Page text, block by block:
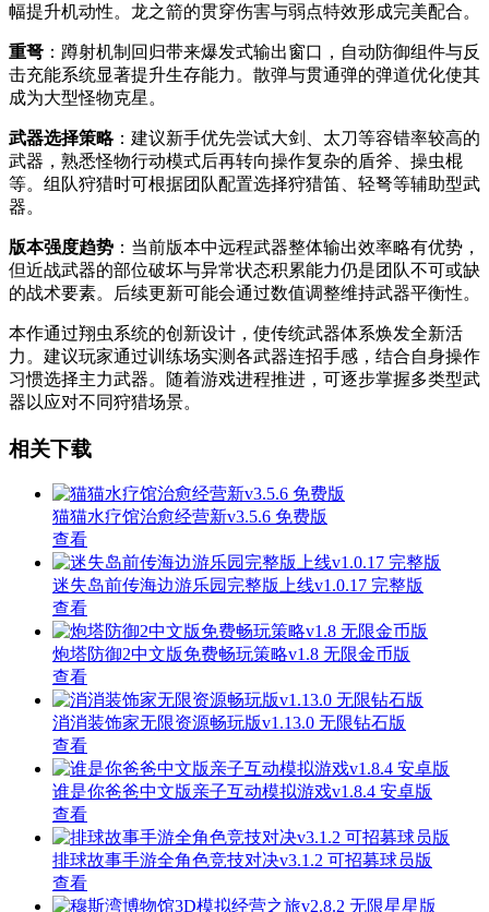
幅提升机动性。龙之箭的贯穿伤害与弱点特效形成完美配合。
重弩 ：蹲射机制回归带来爆发式输出窗口，自动防御组件与反
击充能系统显著提升生存能力。散弹与贯通弹的弹道优化使其
成为大型怪物克星。
武器选择策略：建议新手优先尝试大剑、太刀等容错率较高的
武器，熟悉怪物行动模式后再转向操作复杂的盾斧、操虫棍
等。组队狩猎时可根据团队配置选择狩猎笛、轻弩等辅助型武
器。
版本强度趋势 ：当前版本中远程武器整体输出效率略有优势，
但近战武器的部位破坏与异常状态积累能力仍是团队不可或缺
的战术要素。后续更新可能会通过数值调整维持武器平衡性。
本作通过翔虫系统的创新设计，使传统武器体系焕发全新活
力。建议玩家通过训练场实测各武器连招手感，结合自身操作
习惯选择主力武器。随着游戏进程推进，可逐步掌握多类型武
器以应对不同狩猎场景。
相关下载
猫猫水疗馆治愈经营新v3.5.6 免费版
查看
迷失岛前传海边游乐园完整版上线v1.0.17 完整版
查看
炮塔防御2中文版免费畅玩策略v1.8 无限金币版
查看
消消装饰家无限资源畅玩版v1.13.0 无限钻石版
查看
谁是你爸爸中文版亲子互动模拟游戏v1.8.4 安卓版
查看
排球故事手游全角色竞技对决v3.1.2 可招募球员版
查看